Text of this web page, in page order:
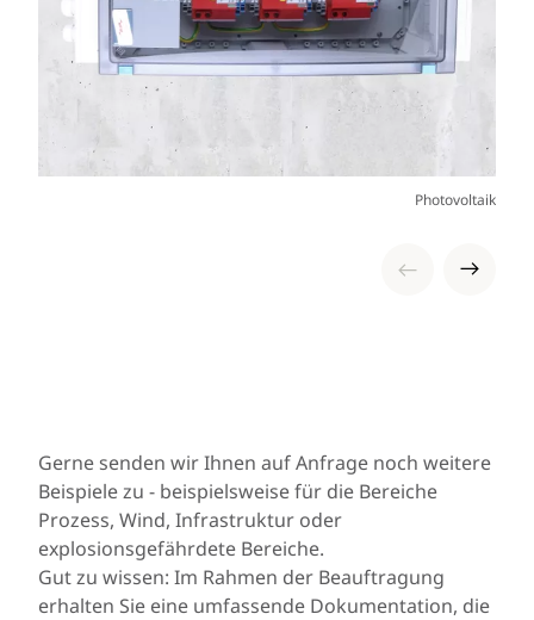
Photovoltaik
Gerne senden wir Ihnen auf Anfrage noch weitere
Beispiele zu - beispielsweise für die Bereiche
Prozess, Wind, Infrastruktur oder
explosionsgefährdete Bereiche.
Gut zu wissen: Im Rahmen der Beauftragung
erhalten Sie eine umfassende Dokumentation, die